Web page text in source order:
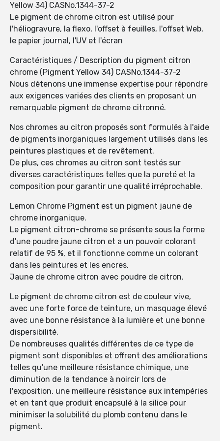
Yellow 34) CASNo.1344-37-2
Le pigment de chrome citron est utilisé pour
l'héliogravure, la flexo, l'offset à feuilles, l'offset Web,
le papier journal, l'UV et l'écran
Caractéristiques / Description du pigment citron
chrome (Pigment Yellow 34) CASNo.1344-37-2
Nous détenons une immense expertise pour répondre
aux exigences variées des clients en proposant un
remarquable pigment de chrome citronné.
Nos chromes au citron proposés sont formulés à l'aide
de pigments inorganiques largement utilisés dans les
peintures plastiques et de revêtement.
De plus, ces chromes au citron sont testés sur
diverses caractéristiques telles que la pureté et la
composition pour garantir une qualité irréprochable.
Lemon Chrome Pigment est un pigment jaune de
chrome inorganique.
Le pigment citron-chrome se présente sous la forme
d'une poudre jaune citron et a un pouvoir colorant
relatif de 95 %, et il fonctionne comme un colorant
dans les peintures et les encres.
Jaune de chrome citron avec poudre de citron.
Le pigment de chrome citron est de couleur vive,
avec une forte force de teinture, un masquage élevé
avec une bonne résistance à la lumière et une bonne
dispersibilité.
De nombreuses qualités différentes de ce type de
pigment sont disponibles et offrent des améliorations
telles qu'une meilleure résistance chimique, une
diminution de la tendance à noircir lors de
l'exposition, une meilleure résistance aux intempéries
et en tant que produit encapsulé à la silice pour
minimiser la solubilité du plomb contenu dans le
pigment.